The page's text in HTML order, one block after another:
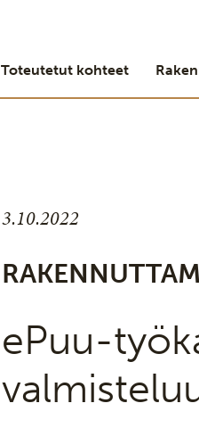
Toteutetut kohteet
3.10.2022
ePuu-